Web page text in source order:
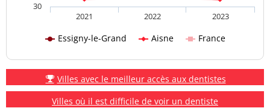
Essigny-le-Grand Aisne France
2021 2022 2023
30
Villes avec le meilleur accès aux dentistes
Villes où il est difficile de voir un dentiste